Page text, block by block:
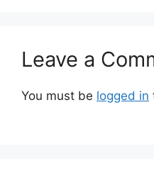
Leave a
You must be logged in